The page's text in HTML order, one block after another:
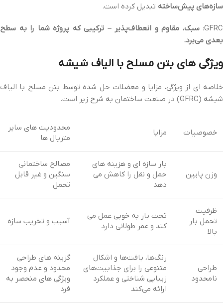
سازه‌های پیش‌ساخته تبدیل کرده است.
GFRC: سبک، مقاوم و انعطاف‌پذیر – ترکیبی که پروژه شما را به سطح
بعدی می‌برد.
ویژگی های بتن مسلح با الیاف شیشه
خلاصه ای از ویژگی، مزایا و معضلات حل شده توسط بتن مسلح با الیاف
شیشه (GFRC) در صنعت ساختمان به شرح زیر است.
خصوصیات مزایا
محدودیت های سایر
متریال ها
وزن پایین
بار سازه ای و هزینه های
حمل و نقل را کاهش می
دهد
مصالح ساختمانی
سنگین و غیر قابل
تحمل
ظرفیت
تحمل بار
بالا
تحت بار به خوبی عمل می
کند و عمر طولانی دارد
آسیب و تخریب سازه
طراحی
نامحدود
رنگ‌ها، بافت‌ها و اشکال
متنوعی را برای جذابیت‌های
زیبایی شناختی و عملکرد
ارائه می‌کند
گزینه های طراحی
محدود و عدم وجود
ویژگی های منحصر به
فرد